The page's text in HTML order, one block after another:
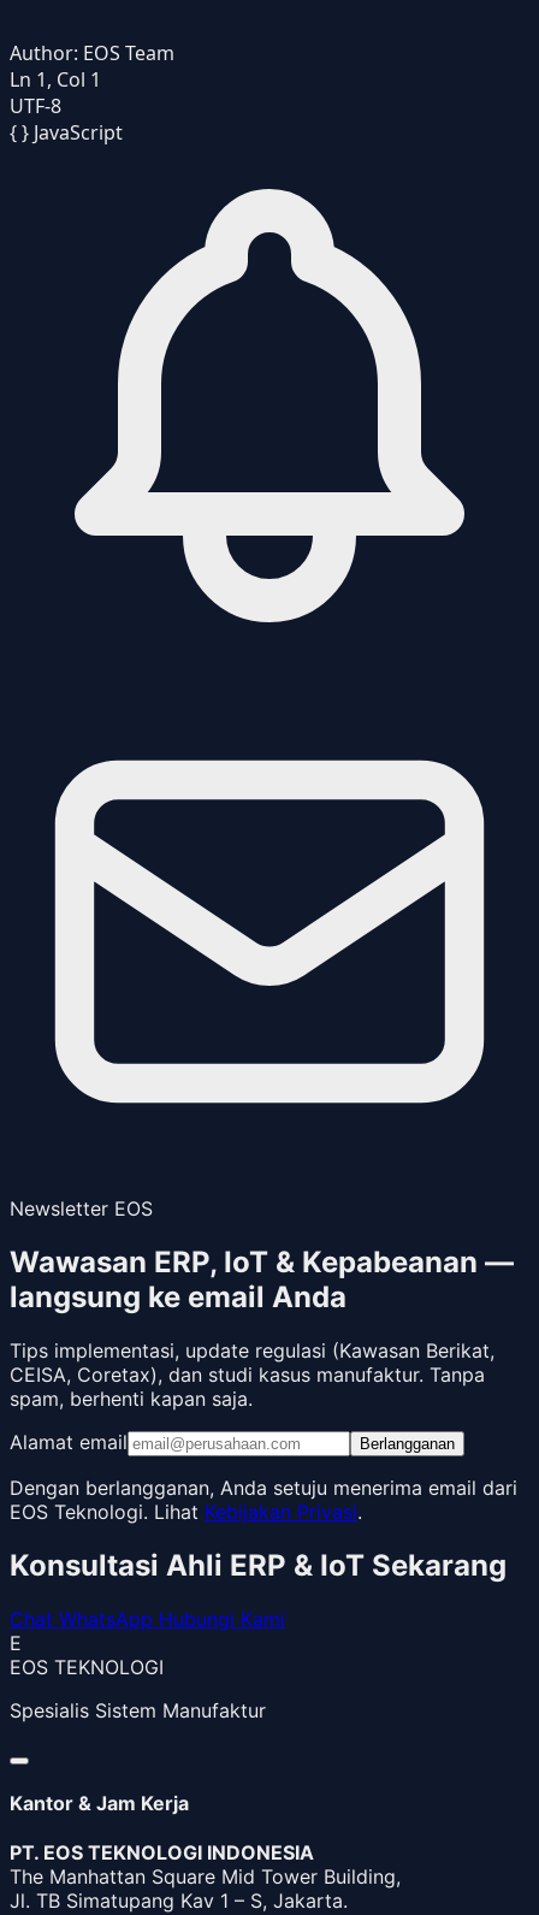
Author: EOS Team
Ln 1, Col 1
UTF-8
{ } JavaScript
Newsletter EOS
Wawasan ERP, IoT & Kepabeanan —
langsung ke email Anda
Tips implementasi, update regulasi (Kawasan Berikat,
CEISA, Coretax), dan studi kasus manufaktur. Tanpa
spam, berhenti kapan saja.
Alamat email
Berlangganan
Dengan berlangganan, Anda setuju menerima email dari
EOS Teknologi. Lihat Kebijakan Privasi.
Konsultasi Ahli ERP & IoT Sekarang
Chat WhatsApp Hubungi Kami
E
EOS TEKNOLOGI
Spesialis Sistem Manufaktur
Kantor & Jam Kerja
PT. EOS TEKNOLOGI INDONESIA
The Manhattan Square Mid Tower Building,
Jl. TB Simatupang Kav 1 – S, Jakarta.